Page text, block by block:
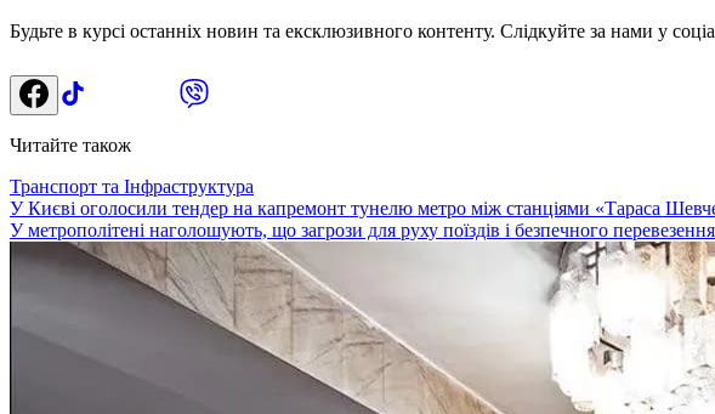
Будьте в курсі останніх новин та ексклюзивного контенту. Слідкуйте за нами у
Читайте також
Транспорт та Інфраструктура
У Києві оголосили тендер на капремонт тунелю метро між станціями «Тараса
У метрополітені наголошують, що загрози для руху поїздів і безпечного